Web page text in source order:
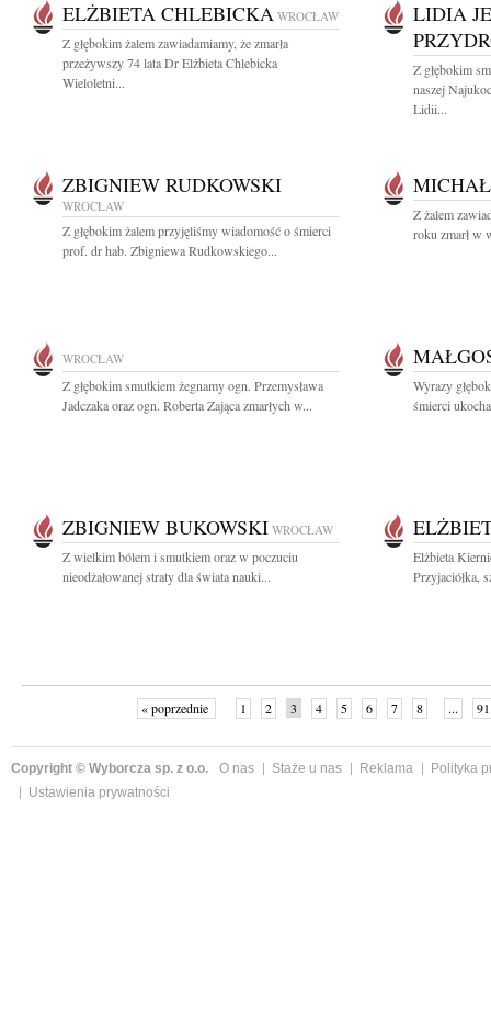
ELŻBIETA CHLEBICKA WROCŁAW
Z głębokim żalem zawiadamiamy, że zmarła
przeżywszy 74 lata Dr Elżbieta Chlebicka
Wieloletni...
LIDIA
Z głębokim
naszej
Lidii...
ZBIGNIEW RUDKOWSKI
WROCŁAW
Z głębokim żalem przyjęliśmy wiadomość o śmierci
prof. dr hab. Zbigniewa Rudkowskiego...
Z żalem
roku zmarł w
WROCŁAW
Z głębokim smutkiem żegnamy ogn. Przemysława
Jadczaka oraz ogn. Roberta Zająca zmarłych w...
Wyrazy
śmierci
ZBIGNIEW BUKOWSKI WROCŁAW
Z wielkim bólem i smutkiem oraz w poczuciu
nieodżałowanej straty dla świata nauki...
Elżbieta
Przyjaciółka,
« poprzednie 1 2 3 4 5 6 7 8 ... 91
Copyright © Wyborcza sp. z o.o. O nas Staże u nas Reklama
Polityka
Ustawienia prywatności